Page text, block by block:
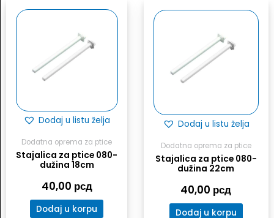
to
low
Dodaj u listu želja
Dodatna oprema za ptice
Stajalica za ptice 080-
dužina 18cm
40,00 рсд
Dodaj u korpu
Dodaj u listu želja
Dodatna oprema za ptice
Stajalica za ptice 080-
dužina 22cm
40,00 рсд
Dodaj u korpu